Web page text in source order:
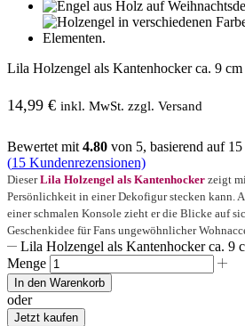
Lila Holzengel als Kantenhocker ca. 9
14,99 € inkl. MwSt. zzgl. Versand
Bewertet mit 4.80 von 5, basierend auf 15
(15 Kundenrezensionen)
DieserLila Holzengel als Kantenhocker zeigt
Persönlichkeit in einer Dekofigur stecken kann.
einer schmalen Konsole zieht er die Blicke auf
Geschenkidee für Fans ungewöhnlicher
Lila Holzengel als Kantenhocker ca. 9
Menge
In den Warenkorb
oder
Jetzt kaufen